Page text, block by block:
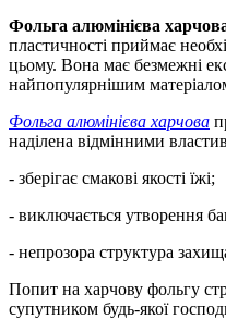
Фольга алюмінієва
пластичності приймає
цьому. Вона має безмежні
найпопулярнішим
Фольга алюмінієва харчова
наділена відмінними
- зберігає смакові якості їжі;
- виключається утворення
- непрозора структура
Попит на харчову фольгу
супутником будь-якої